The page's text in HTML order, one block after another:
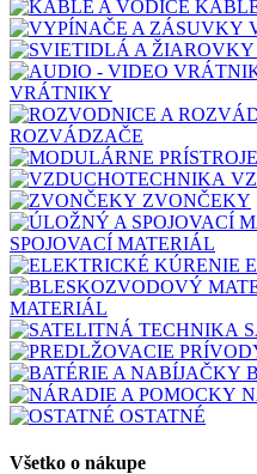
VRÁTNIKY
ROZVÁDZAČE
ZVONČEKY
SPOJOVACÍ MATERIÁL
MATERIÁL
OSTATNÉ
Všetko o nákupe